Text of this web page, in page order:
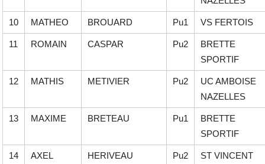
10 MATHEO BROUARD Pu1 VS FERTOIS
11 ROMAIN CASPAR Pu2
BRETTE
SPORTIF
12 MATHIS METIVIER Pu2
UC AMBOISE
NAZELLES
13 MAXIME BRETEAU Pu1
BRETTE
SPORTIF
14 AXEL HERIVEAU Pu2
ST VINCENT